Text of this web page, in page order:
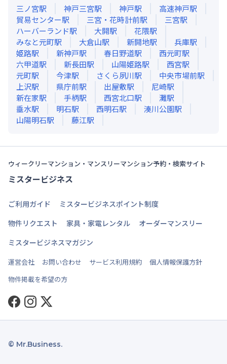
三ノ宮駅 神戸三宮駅 神戸駅 高速神戸駅
貿易センター駅 三宮・花時計前駅 三宮駅
ハーバーランド駅 大開駅 花隈駅
みなと元町駅 大倉山駅 新開地駅 兵庫駅
姫路駅 新神戸駅 春日野道駅 西元町駅
六甲道駅 新長田駅 山陽姫路駅 西宮駅
元町駅 今津駅 さくら夙川駅 中央市場前駅
上沢駅 県庁前駅 出屋敷駅 尼崎駅
新在家駅 手柄駅 西宮北口駅 灘駅
垂水駅 明石駅 西明石駅 湊川公園駅
山陽明石駅 藤江駅
ウィークリーマンション・マンスリーマンション予約・検索サイト
ミスタービジネス
ご利用ガイド
ミスタービジネスポイント制度
物件リクエスト
家具・家電レンタル
オーダーマンスリー
ミスタービジネスマガジン
運営会社 お問い合わせ サービス利用規約
個人情報保護方針
物件掲載を希望の方
Facebook
Instagram
Twitter
© Mr.Business.